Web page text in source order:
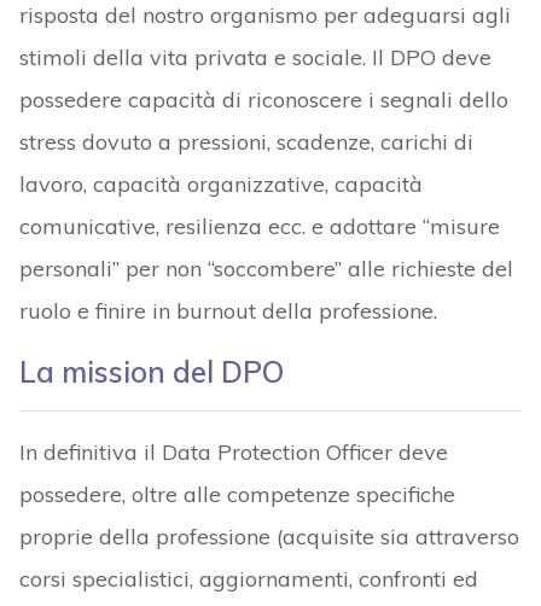
risposta del nostro organismo per adeguarsi agli
stimoli della vita privata e sociale. Il DPO deve
possedere capacità di riconoscere i segnali dello
stress dovuto a pressioni, scadenze, carichi di
lavoro, capacità organizzative, capacità
comunicative, resilienza ecc. e adottare “misure
personali” per non “soccombere” alle richieste del
ruolo e finire in burnout della professione.
La mission del DPO
In definitiva il Data Protection Officer deve
possedere, oltre alle competenze specifiche
proprie della professione (acquisite sia attraverso
corsi specialistici, aggiornamenti, confronti ed